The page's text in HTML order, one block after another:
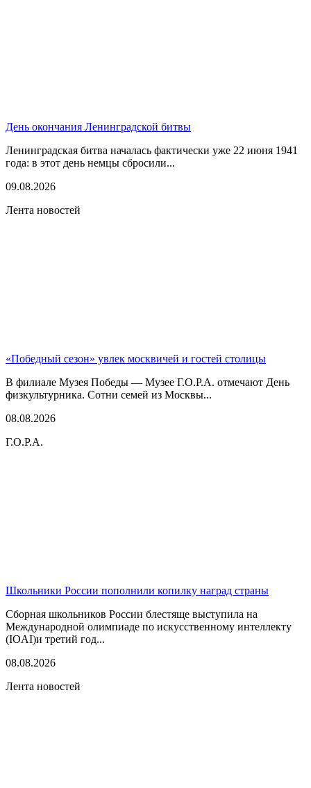
День окончания Ленинградской битвы
Ленинградская битва началась фактически уже 22 июня 1941
года: в этот день немцы сбросили...
09.08.2026
Лента новостей
«Победный сезон» увлек москвичей и гостей столицы
В филиале Музея Победы — Музее Г.О.Р.А. отмечают День
физкультурника. Сотни семей из Москвы...
08.08.2026
Г.О.Р.А.
Школьники России пополнили копилку наград страны
Сборная школьников России блестяще выступила на
Международной олимпиаде по искусственному интеллекту
(IOAI)и третий год...
08.08.2026
Лента новостей